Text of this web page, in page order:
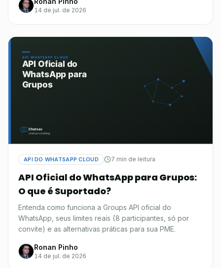
14 de jul. de 2026
API DO WHATSAPP CLOUD 7 min de leitura
API Oficial do WhatsApp para Grupos:
O que é Suportado?
Entenda como funciona a Groups API oficial do
WhatsApp, seus limites reais (8 participantes, só por
convite) e as alternativas práticas para sua PME.
Ronan Pinho
14 de jul. de 2026